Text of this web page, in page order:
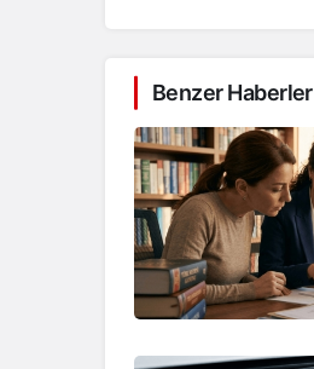
Benzer Haberler